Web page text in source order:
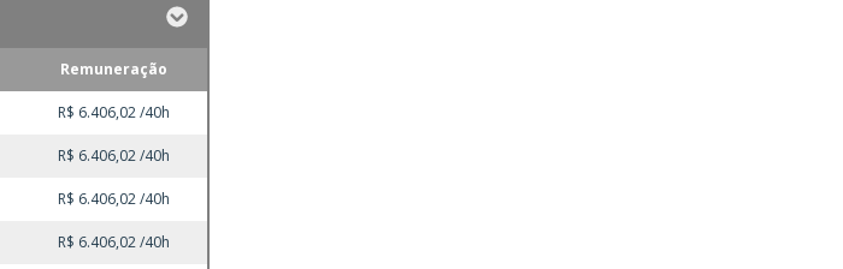
Remuneração
R$ 6.406,02 /40h
R$ 6.406,02 /40h
R$ 6.406,02 /40h
R$ 6.406,02 /40h